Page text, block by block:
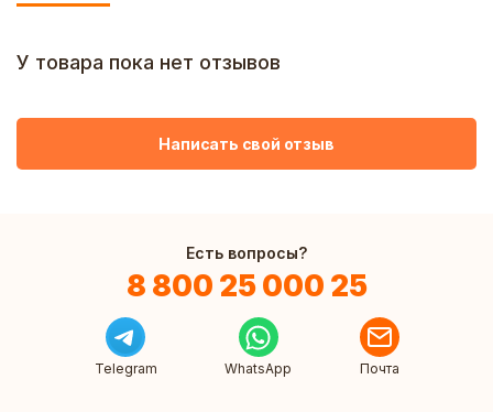
У товара пока нет отзывов
Написать свой отзыв
Есть вопросы?
8 800 25 000 25
Telegram WhatsApp Почта